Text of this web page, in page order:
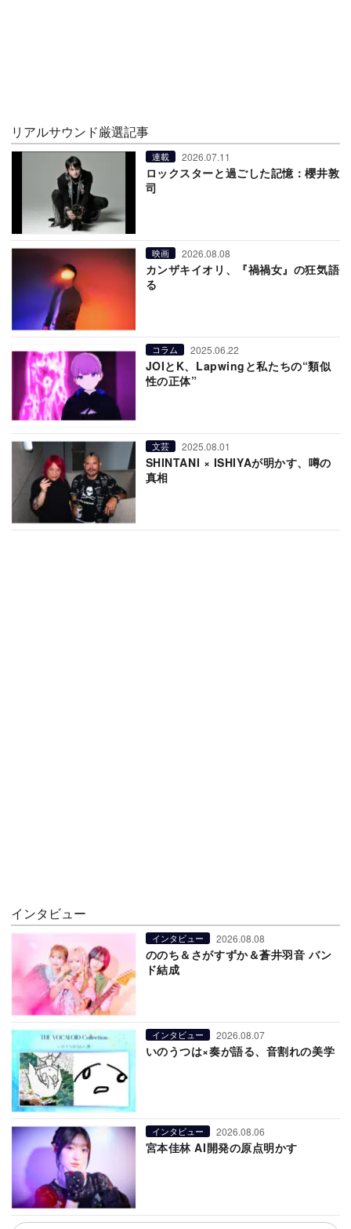
リアルサウンド厳選記事
連載 2026.07.11
ロックスターと過ごした記憶：櫻井敦
司
映画 2026.08.08
カンザキイオリ、『禍禍女』の狂気語
る
コラム 2025.06.22
JOIとK、Lapwingと私たちの“類似
性の正体”
文芸 2025.08.01
SHINTANI × ISHIYAが明かす、噂の
真相
インタビュー
インタビュー 2026.08.08
ののち＆さがすずか＆蒼井羽音 バン
ド結成
インタビュー 2026.08.07
いのうつは×奏が語る、音割れの美学
インタビュー 2026.08.06
宮本佳林 AI開発の原点明かす